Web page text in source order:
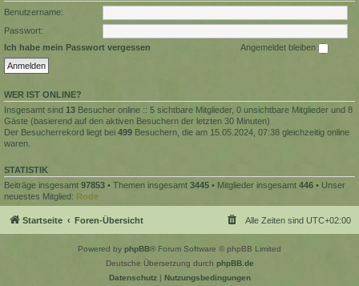
Benutzername:
Passwort:
Ich habe mein Passwort vergessen
Angemeldet bleiben
WER IST ONLINE?
Insgesamt sind 13 Besucher online :: 5 sichtbare Mitglieder, 0 unsichtbare Mitglieder und 8
Gäste (basierend auf den aktiven Besuchern der letzten 30 Minuten)
Der Besucherrekord liegt bei 499 Besuchern, die am 15.05.2024, 07:38 gleichzeitig online
waren.
STATISTIK
Beiträge insgesamt 97853 • Themen insgesamt 3445 • Mitglieder insgesamt 446 • Unser
neuestes Mitglied: Rode
Startseite Foren-Übersicht Alle Zeiten sind UTC+02:00
Powered by phpBB® Forum Software © phpBB Limited
Deutsche Übersetzung durch phpBB.de
Datenschutz| Nutzungsbedingungen